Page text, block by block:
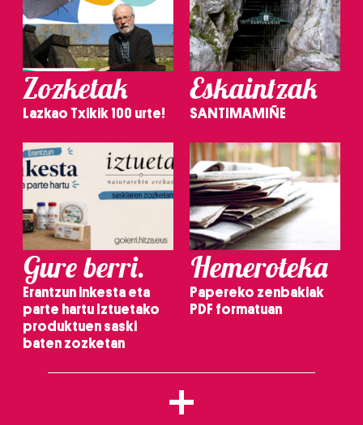
Zozketak
Lazkao Txikik 100 urte!
Eskaintzak
SANTIMAMIÑE
Gure berri.
Erantzun inkesta eta
parte hartu Iztuetako
produktuen saski
baten zozketan
Hemeroteka
Papereko zenbakiak
PDF formatuan
+